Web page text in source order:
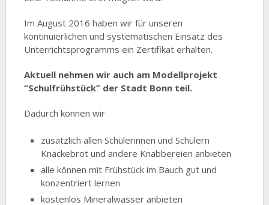
Im August 2016 haben wir für unseren
kontinuierlichen und systematischen Einsatz des
Unterrichtsprogramms ein Zertifikat erhalten.
Aktuell nehmen wir auch am Modellprojekt
“Schulfrühstück” der Stadt Bonn teil.
Dadurch können wir
zusätzlich allen Schülerinnen und Schülern
Knäckebrot und andere Knabbereien anbieten
alle können mit Frühstück im Bauch gut und
konzentriert lernen
kostenlos Mineralwasser anbieten